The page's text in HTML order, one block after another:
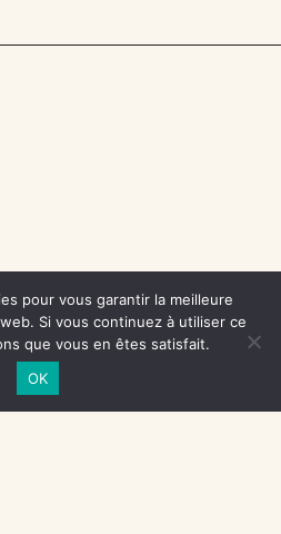
pour vous garantir la meilleure
Si vous continuez à utiliser ce
que vous en êtes satisfait.
OK